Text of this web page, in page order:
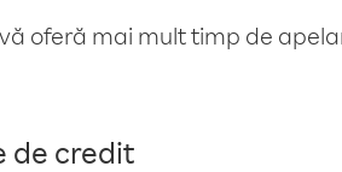
oferă mai mult timp de
de credit